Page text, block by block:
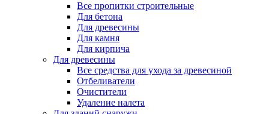
Все пропитки строительные
Для бетона
Для древесины
Для камня
Для кирпича
Для древесины
Все средства для ухода за древесиной
Отбеливатели
Очистители
Удаление налета